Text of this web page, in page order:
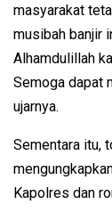
masyarakat
musibah banjir
Alhamdulillah
Semoga dapat
ujarnya.
Sementara itu,
Kapolres dan